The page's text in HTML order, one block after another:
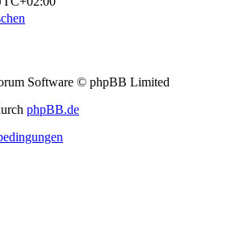
Software © phpBB Limited
phpBB.de